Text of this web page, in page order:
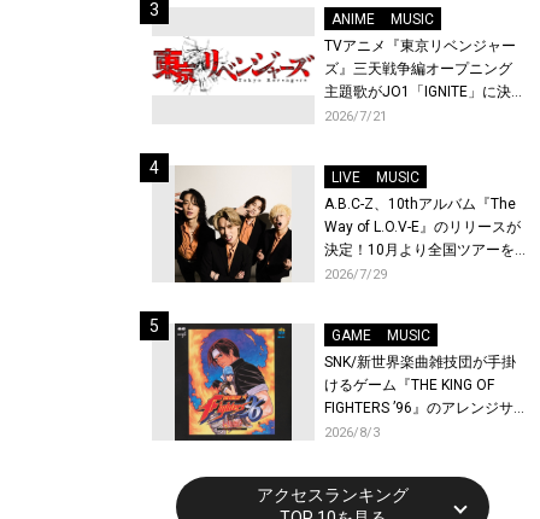
ANIME
MUSIC
TVアニメ『東京リベンジャー
ズ』三天戦争編オープニング
主題歌がJO1「IGNITE」に決
定！メンバー全員から喜びと
先行上映会を開催！
2026/7/21
LIVE
MUSIC
A.B.C-Z、10thアルバム『The
Way of L.O.V-E』のリリースが
決定！10月より全国ツアーを
開催！
2026/7/29
GAME
MUSIC
SNK/新世界楽曲雑技団が手掛
けるゲーム『THE KING OF
FIGHTERS ’96』のアレンジサ
ウンドトラックが配信開始！
2026/8/3
アクセスランキング